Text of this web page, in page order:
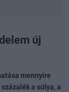
új
mennyire
a súlya, a